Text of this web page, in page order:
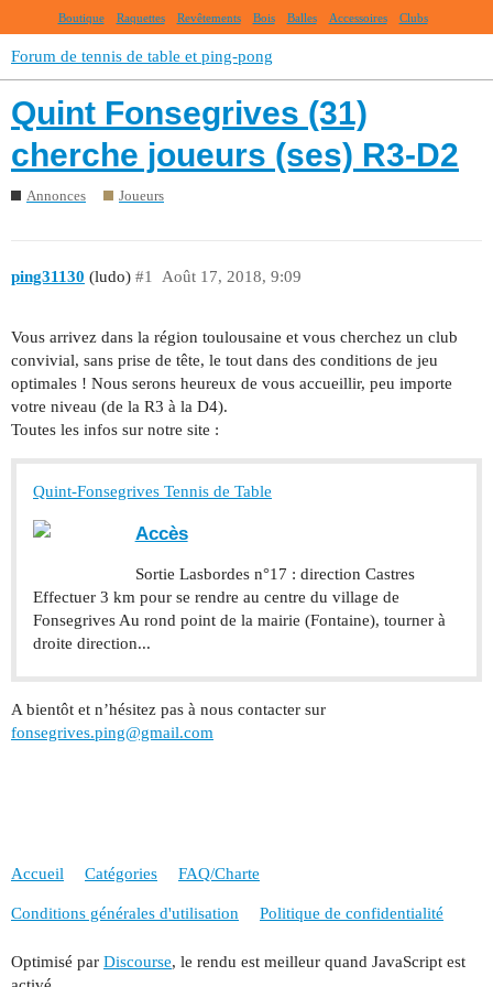
Boutique Raquettes Revêtements Bois Balles Accessoires Clubs
Forum de tennis de table et ping-pong
Quint Fonsegrives (31)
cherche joueurs (ses) R3-D2
Annonces Joueurs
ping31130 (ludo) Août 17, 2018, 9:09
#1
Vous arrivez dans la région toulousaine et vous cherchez un club
convivial, sans prise de tête, le tout dans des conditions de jeu
optimales ! Nous serons heureux de vous accueillir, peu importe
votre niveau (de la R3 à la D4).
Toutes les infos sur notre site :
Quint-Fonsegrives Tennis de Table
Accès
Sortie Lasbordes n°17 : direction Castres
Effectuer 3 km pour se rendre au centre du village de
Fonsegrives Au rond point de la mairie (Fontaine), tourner à
droite direction...
A bientôt et n’hésitez pas à nous contacter sur
fonsegrives.ping@gmail.com
Accueil Catégories FAQ/Charte
Conditions générales d'utilisation Politique de confidentialité
Optimisé par Discourse, le rendu est meilleur quand JavaScript est